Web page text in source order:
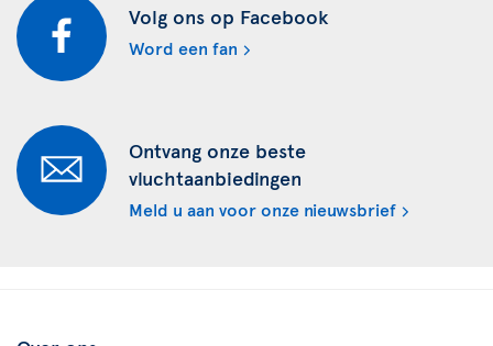
Volg ons op Facebook
Word een fan
Ontvang onze beste
vluchtaanbiedingen
Meld u aan voor onze nieuwsbrief